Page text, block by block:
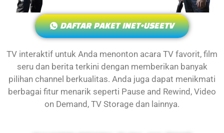
DAFTAR PAKET INET+USEETV
TV interaktif untuk Anda menonton acara TV favorit, film
seru dan berita terkini dengan memberikan banyak
pilihan channel berkualitas. Anda juga dapat menikmati
berbagai fitur menarik seperti Pause and Rewind, Video
on Demand, TV Storage dan lainnya.